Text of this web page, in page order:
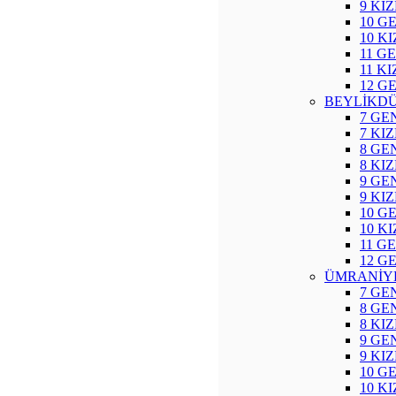
9
10
10
11
11
12
7
7
8
8
9
9
10
10
11
12
7
8
8
9
9
10
10